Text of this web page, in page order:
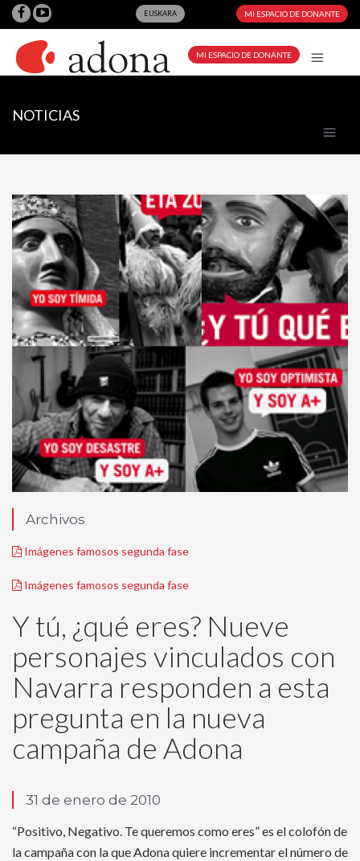
EUSKARA MI ESPACIO DE DONANTE
MI ESPACIO DE DONANTE
NOTICIAS
Archivos
Imágenes famosos segunda fase
Imágenes famosos segunda fase
Y tú, ¿qué eres? Nueve
personajes vinculados con
Navarra responden a esta
pregunta en la nueva
campaña de Adona
31 de enero de 2010
“Positivo, Negativo. Te queremos como eres” es el colofón de
la campaña con la que Adona quiere incrementar el número de